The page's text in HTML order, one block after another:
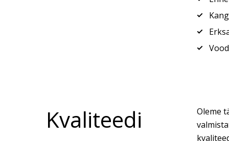
Kvaliteedi
Oleme